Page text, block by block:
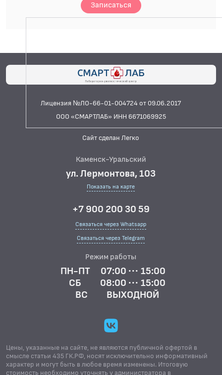
Записаться
Лицензия №ЛО-66-01-004724 от 09.06.2017
ООО «СМАРТЛАБ» ИНН 6671069925
Сайт сделан Легко
Каменск-Уральский
ул. Лермонтова, 103
Показать на карте
+7 900 200 30 59
Связаться через Whatsapp
Связаться через Telegram
Режим работы
ПН-ПТ
07:00 ··· 15:00
СБ
08:00 ··· 15:00
ВС
ВЫХОДНОЙ
Цены, указанные на сайте, не являются публичной офертой в
смысле статьи 435 ГК.РФ, носят исключительно информативный
характер и могут быть в любое время изменены. Итоговую
стоимость необходимо уточнять у администратора в